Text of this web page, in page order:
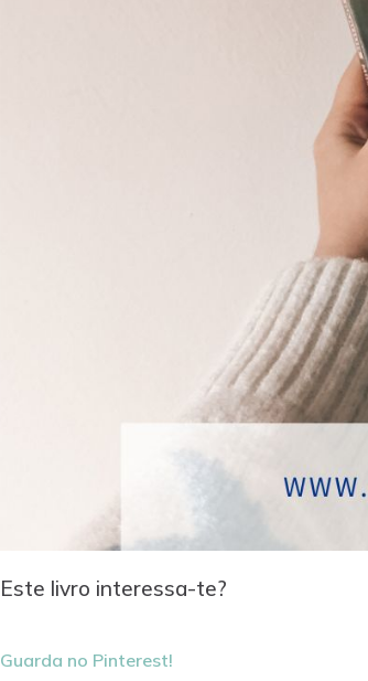
Este livro interessa-te?
Guarda no Pinterest!